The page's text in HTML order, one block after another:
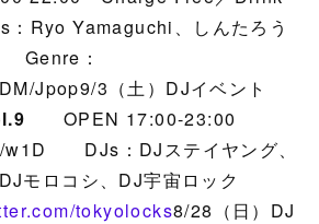
Yamaguchi、しんたろう
Genre：
Jpop9/3（土）DJイベント
OPEN 17:00-23:00
w1D DJs：DJステイヤング、
モロコシ、DJ宇宙ロック
tokyolocks8/28（日）DJ